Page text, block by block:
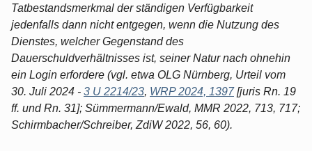
Tatbestandsmerkmal der ständigen Verfügbarkeit
jedenfalls dann nicht entgegen, wenn die Nutzung des
Dienstes, welcher Gegenstand des
Dauerschuldverhältnisses ist, seiner Natur nach ohnehin
ein Login erfordere (vgl. etwa OLG Nürnberg, Urteil vom
30. Juli 2024 - 3 U 2214/23, WRP 2024, 1397[juris Rn. 19
ff. und Rn. 31]; Sümmermann/Ewald, MMR 2022, 713, 717;
Schirmbacher/Schreiber, ZdiW 2022, 56, 60).